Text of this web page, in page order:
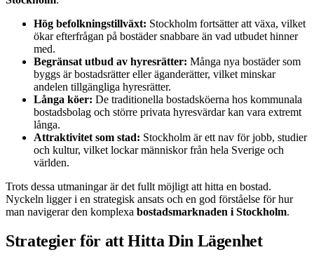
Hög befolkningstillväxt: Stockholm fortsätter att växa, vilket
ökar efterfrågan på bostäder snabbare än vad utbudet hinner
med.
Begränsat utbud av hyresrätter: Många nya bostäder som
byggs är bostadsrätter eller äganderätter, vilket minskar
andelen tillgängliga hyresrätter.
Långa köer: De traditionella bostadsköerna hos kommunala
bostadsbolag och större privata hyresvärdar kan vara extremt
långa.
Attraktivitet som stad: Stockholm är ett nav för jobb, studier
och kultur, vilket lockar människor från hela Sverige och
världen.
Trots dessa utmaningar är det fullt möjligt att hitta en bostad.
Nyckeln ligger i en strategisk ansats och en god förståelse för hur
man navigerar den komplexa bostadsmarknaden i Stockholm.
Strategier för att Hitta Din Lägenhet